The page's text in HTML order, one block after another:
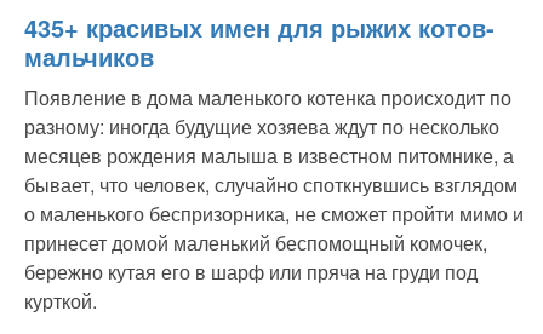
435+ красивых имен для рыжих котов-
мальчиков
Появление в дома маленького котенка происходит по
разному: иногда будущие хозяева ждут по несколько
месяцев рождения малыша в известном питомнике, а
бывает, что человек, случайно споткнувшись взглядом
о маленького беспризорника, не сможет пройти мимо и
принесет домой маленький беспомощный комочек,
бережно кутая его в шарф или пряча на груди под
курткой.